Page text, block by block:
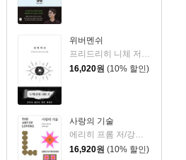
위버멘쉬
프리드리히 니체 저/어나니머스 역
16,020원 (10% 할인)
사랑의 기술
에리히 프롬 저/강주헌 역
16,920원 (10% 할인)